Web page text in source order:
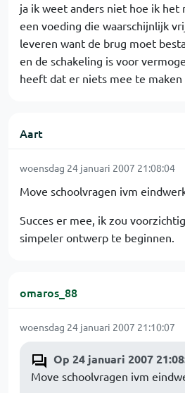
ja ik weet anders niet hoe ik het
een voeding die waarschijnlijk
leveren want de brug moet
en de schakeling is voor
heeft dat er niets mee te maken
Aart
woensdag 24 januari 2007 21:08:04
Move schoolvragen ivm
Succes er mee, ik zou
simpeler ontwerp te beginnen.
omaros_88
woensdag 24 januari 2007 21:10:07
Op 24 januari 2007
Move schoolvragen ivm